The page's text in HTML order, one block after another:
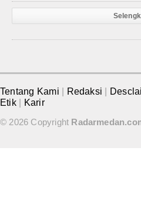
Tentang Kami Redaksi
Etik
Karir
© 2026 Copyright